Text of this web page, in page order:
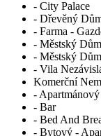
- City Palace
- Dřevěný
- Farma -
- Městský Dům
- Městský
- Vila
Komerční
-
- Bar
- Bed And
- Bytový -